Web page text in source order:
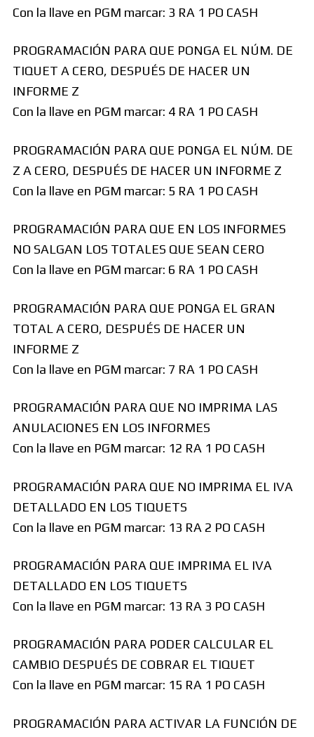
Con la llave en PGM marcar: 3 RA 1 PO CASH
PROGRAMACIÓN PARA QUE PONGA EL NÚM. DE
TIQUET A CERO, DESPUÉS DE HACER UN
INFORME Z
Con la llave en PGM marcar: 4 RA 1 PO CASH
PROGRAMACIÓN PARA QUE PONGA EL NÚM. DE
Z A CERO, DESPUÉS DE HACER UN INFORME Z
Con la llave en PGM marcar: 5 RA 1 PO CASH
PROGRAMACIÓN PARA QUE EN LOS INFORMES
NO SALGAN LOS TOTALES QUE SEAN CERO
Con la llave en PGM marcar: 6 RA 1 PO CASH
PROGRAMACIÓN PARA QUE PONGA EL GRAN
TOTAL A CERO, DESPUÉS DE HACER UN
INFORME Z
Con la llave en PGM marcar: 7 RA 1 PO CASH
PROGRAMACIÓN PARA QUE NO IMPRIMA LAS
ANULACIONES EN LOS INFORMES
Con la llave en PGM marcar: 12 RA 1 PO CASH
PROGRAMACIÓN PARA QUE NO IMPRIMA EL IVA
DETALLADO EN LOS TIQUETS
Con la llave en PGM marcar: 13 RA 2 PO CASH
PROGRAMACIÓN PARA QUE IMPRIMA EL IVA
DETALLADO EN LOS TIQUETS
Con la llave en PGM marcar: 13 RA 3 PO CASH
PROGRAMACIÓN PARA PODER CALCULAR EL
CAMBIO DESPUÉS DE COBRAR EL TIQUET
Con la llave en PGM marcar: 15 RA 1 PO CASH
PROGRAMACIÓN PARA ACTIVAR LA FUNCIÓN DE